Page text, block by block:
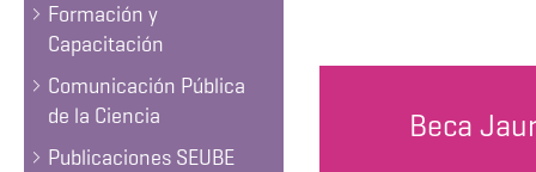
Formación y
Capacitación
Comunicación Pública
de la Ciencia
Publicaciones SEUBE
Beca